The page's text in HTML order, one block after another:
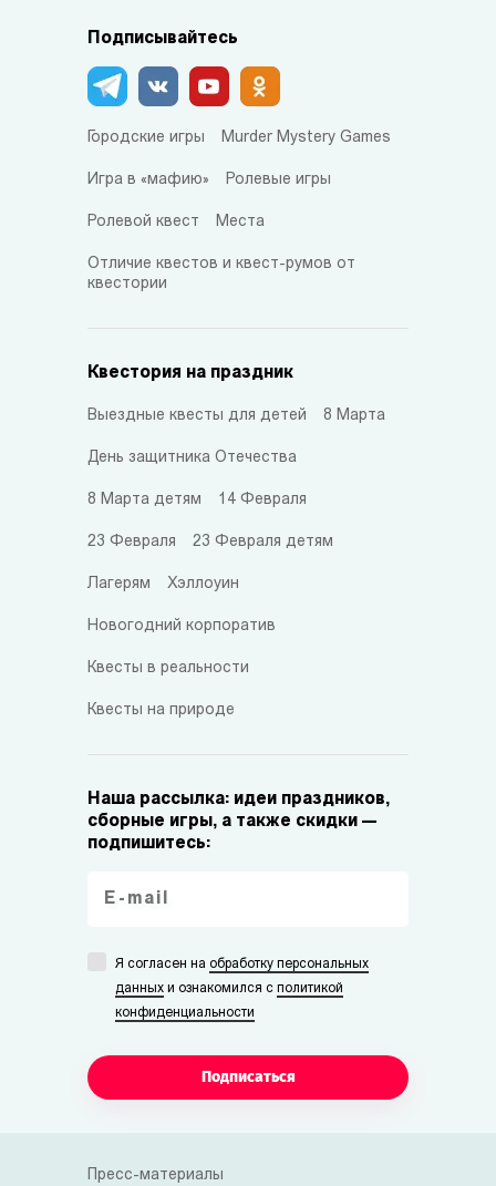
Подписывайтесь
Городские игры Murder Mystery Games
Игра в «мафию» Ролевые игры
Ролевой квест Места
Отличие квестов и квест-румов от
квестории
Квестория на праздник
Выездные квесты для детей 8 Марта
День защитника Отечества
8 Марта детям 14 Февраля
23 Февраля 23 Февраля детям
Лагерям Хэллоуин
Новогодний корпоратив
Квесты в реальности
Квесты на природе
Наша рассылка: идеи праздников,
сборные игры, а также скидки —
подпишитесь:
Я согласен на обработку персональных
данных и ознакомился с политикой
конфиденциальности
Подписаться
Пресс-материалы